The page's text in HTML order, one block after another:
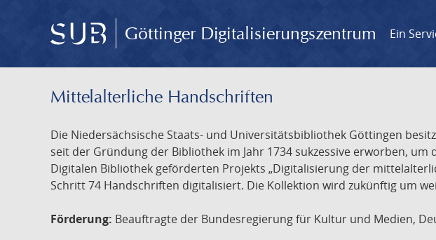
Göttinger Digitalisierungszentrum Ein
Mittelalterliche Handschriften
Die Niedersächsische Staats- und Universitätsbibliothek Göttingen
seit der Gründung der Bibliothek im Jahr 1734 sukzessive erworben,
Digitalen Bibliothek geförderten Projekts „Digitalisierung der
Schritt 74 Handschriften digitalisiert. Die Kollektion wird zukünftig um
Förderung: Beauftragte der Bundesregierung für Kultur und Medien,